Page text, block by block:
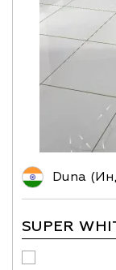
Duna
SUPER